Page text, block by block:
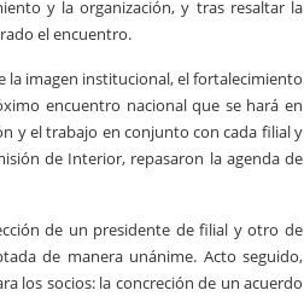
y la organización, y tras resaltar la
el encuentro.
la imagen institucional, el fortalecimiento
encuentro nacional que se hará en
y el trabajo en conjunto con cada filial y
de Interior, repasaron la agenda de
de un presidente de filial y otro de
de manera unánime. Acto seguido,
los socios: la concreción de un acuerdo